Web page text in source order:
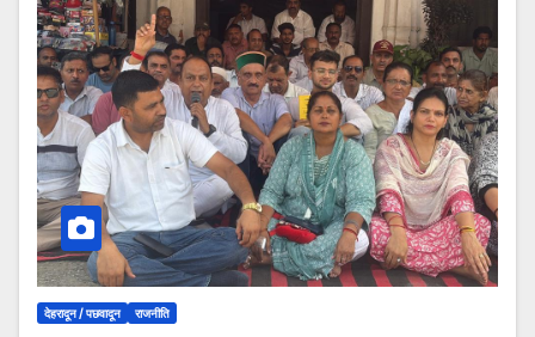
देहरादून / पछवादून राजनीति